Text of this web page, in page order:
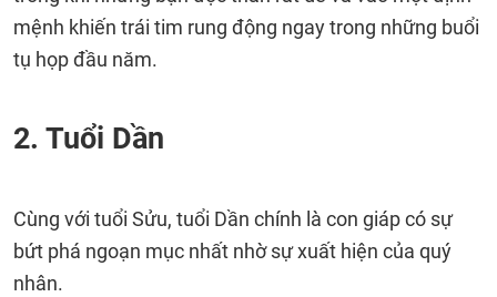
mệnh khiến trái tim rung động ngay trong những buổi
tụ họp đầu năm.
2. Tuổi Dần
Cùng với tuổi Sửu, tuổi Dần chính là con giáp có sự
bứt phá ngoạn mục nhất nhờ sự xuất hiện của quý
nhân.